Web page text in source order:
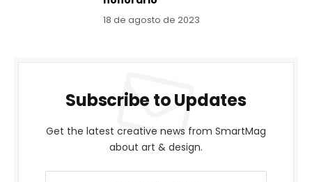
18 de agosto de 2023
Subscribe to Updates
Get the latest creative news from SmartMag
about art & design.